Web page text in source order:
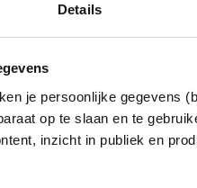
Details
je persoonlijke gegevens
op te slaan en te
inzicht in publiek en